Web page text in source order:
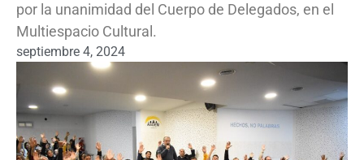
por la unanimidad del Cuerpo de Delegados, en el
Multiespacio Cultural.
septiembre 4, 2024